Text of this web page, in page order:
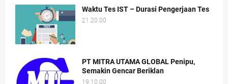
Waktu Tes IST – Durasi Pengerjaan Tes
21.20.00
PT MITRA UTAMA GLOBAL Penipu,
Semakin Gencar Beriklan
19.10.00